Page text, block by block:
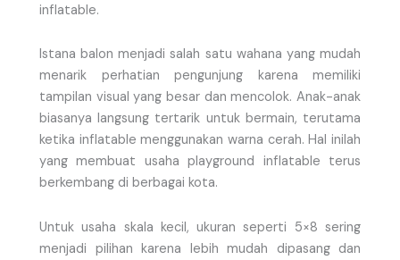
inflatable.
Istana balon menjadi salah satu wahana yang mudah
menarik perhatian pengunjung karena memiliki
tampilan visual yang besar dan mencolok. Anak-anak
biasanya langsung tertarik untuk bermain, terutama
ketika inflatable menggunakan warna cerah. Hal inilah
yang membuat usaha playground inflatable terus
berkembang di berbagai kota.
Untuk usaha skala kecil, ukuran seperti 5×8 sering
menjadi pilihan karena lebih mudah dipasang dan